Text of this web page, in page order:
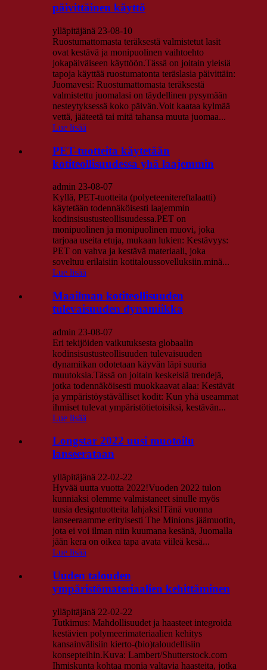
päivittäinen käyttö
ylläpitäjänä 23-08-10
Ruostumattomasta teräksestä valmistetut lasit
ovat kestävä ja monipuolinen vaihtoehto
jokapäiväiseen käyttöön.Tässä on joitain yleisiä
tapoja käyttää ruostumatonta teräslasia päivittäin:
Juomavesi: Ruostumattomasta teräksestä
valmistettu juomalasi on täydellinen pysymään
nesteytyksessä koko päivän.Voit kaataa kylmää
vettä, jääteetä tai mitä tahansa muuta juomaa...
Lue lisää
PET-tuotteita käytetään
kotiteollisuudessa yhä laajemmin
admin 23-08-07
Kyllä, PET-tuotteita (polyeteenitereftalaatti)
käytetään todennäköisesti laajemmin
kodinsisustusteollisuudessa.PET on
monipuolinen ja monipuolinen muovi, joka
tarjoaa useita etuja, mukaan lukien: Kestävyys:
PET on vahva ja kestävä materiaali, joka
soveltuu erilaisiin kotitaloussovelluksiin.minä...
Lue lisää
Maailman kotiteollisuuden
tulevaisuuden dynamiikka
admin 23-08-07
Eri tekijöiden vaikutuksesta globaalin
kodinsisustusteollisuuden tulevaisuuden
dynamiikan odotetaan käyvän läpi suuria
muutoksia.Tässä on joitain keskeisiä trendejä,
jotka todennäköisesti muokkaavat alaa: Kestävät
ja ympäristöystävälliset kodit: Kun yhä useammat
ihmiset tulevat ympäristötietoisiksi, kestävän...
Lue lisää
Longstar 2022 uusi muotoilu
lanseerataan
ylläpitäjänä 22-02-22
Hyvää uutta vuotta 2022!Vuoden 2022 tulon
kunniaksi olemme valmistaneet sinulle myös
uusia designtuotteita lahjaksi!Tänä vuonna
lanseeraamme erityisesti The Minions jäämuotin,
jota ei voi ilman niin kuumana kesänä, Juomalla
jään kera on oikea tapa avata viileä kesä...
Lue lisää
Uuden talouden
ympäristömateriaalien kehittäminen
ylläpitäjänä 22-02-22
Tutkimus: Mahdollisuudet ja haasteet integroida
kestävien polymeerimateriaalien kehitys
kansainvälisiin kierto-(bio)taloudellisiin
konsepteihin.Kuva: Lambert/Shutterstock.com
Ihmiskunta kohtaa monia valtavia haasteita, jotka